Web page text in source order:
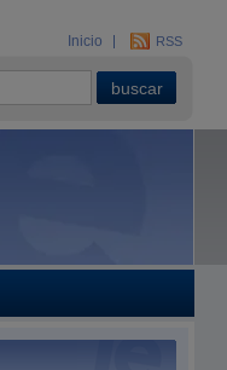
Inicio RSS